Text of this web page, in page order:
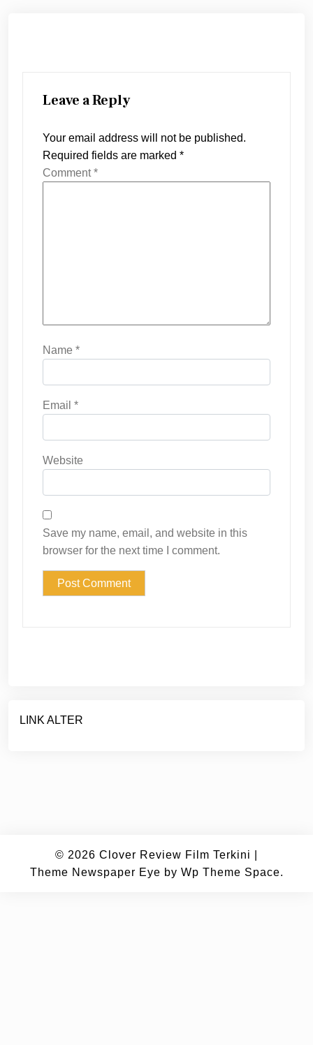
Leave a Reply
Your email address will not be published.
Required fields are marked *
Comment*
Name *
Email *
Website
Save my name, email, and website in this
browser for the next time I comment.
LINK ALTER
© 2026 Clover Review Film Terkini
Theme Newspaper Eye by Wp Theme Space.